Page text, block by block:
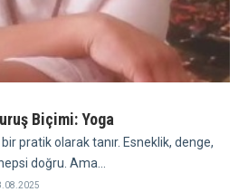
Biçimi: Yoga
pratik olarak tanır. Esneklik, denge,
doğru. Ama...